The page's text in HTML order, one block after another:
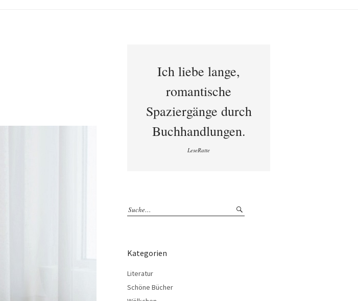
Ich liebe lange,
romantische
Spaziergänge durch
Buchhandlungen.
LeseRatte
Kategorien
Literatur
Schöne Bücher